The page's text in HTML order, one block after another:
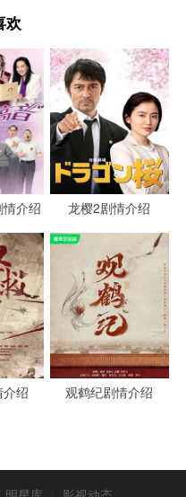
金追了好久没追上，只
行。陈向东曾说过，做
陈保金一定要找到他，
也出发去姊妹岭，阿莱
心知肚明，她是为了陈
遇到辆车，上了车才有
在路上，船家说拉不动
，他看着开出去的船，
一人背着行李穿梭在树
惕上前发现，这个人是
在哪里淘金，武建超说
甜水却回答了这个问
回国，王甜水却是没打
利恨得咬牙切齿，陈
欢
介绍 龙樱2剧情介绍
绍 观鹤纪剧情介绍